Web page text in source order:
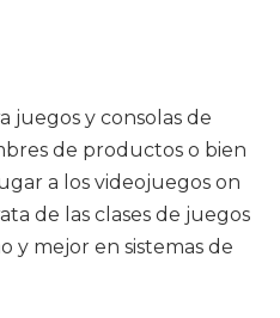
juegos y consolas de
de productos o bien
a los videojuegos on
de las clases de juegos
y mejor en sistemas de